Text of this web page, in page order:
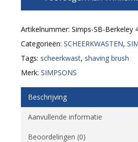
Artikelnummer: Simps-SB-Berkeley
Categorieën: SCHEERKWASTEN,
Tags: scheerkwast, shaving brush
Merk: SIMPSONS
Beschrijving
Aanvullende informatie
Beoordelingen (0)